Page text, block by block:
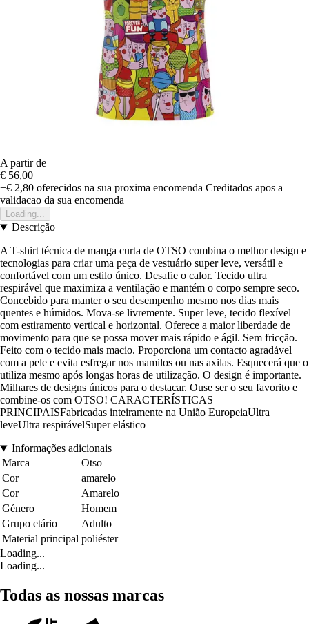
A partir de
€ 56,00
+€ 2,80 oferecidos na sua proxima encomenda Creditados apos a
validacao da sua encomenda
Loading...
Descrição
A T-shirt técnica de manga curta de OTSO combina o melhor design e
tecnologias para criar uma peça de vestuário super leve, versátil e
confortável com um estilo único. Desafie o calor. Tecido ultra
respirável que maximiza a ventilação e mantém o corpo sempre seco.
Concebido para manter o seu desempenho mesmo nos dias mais
quentes e húmidos. Mova-se livremente. Super leve, tecido flexível
com estiramento vertical e horizontal. Oferece a maior liberdade de
movimento para que se possa mover mais rápido e ágil. Sem fricção.
Feito com o tecido mais macio. Proporciona um contacto agradável
com a pele e evita esfregar nos mamilos ou nas axilas. Esquecerá que o
utiliza mesmo após longas horas de utilização. O design é importante.
Milhares de designs únicos para o destacar. Ouse ser o seu favorito e
combine-os com OTSO! CARACTERÍSTICAS
PRINCIPAISFabricadas inteiramente na União EuropeiaUltra
leveUltra respirávelSuper elástico
Informações adicionais
Marca
Otso
Cor
amarelo
Cor
Amarelo
Género
Homem
Grupo etário
Adulto
Material principal poliéster
Loading...
Loading...
Todas as nossas marcas